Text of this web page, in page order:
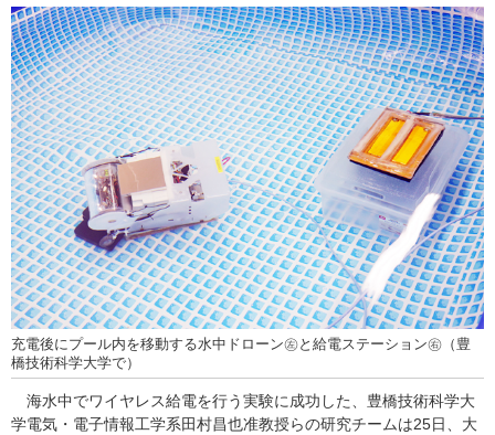
充電後にプール内を移動する水中ドローン㊧と給電ステーション㊨（豊
橋技術科学大学で）
海水中でワイヤレス給電を行う実験に成功した、豊橋技術科学大
学電気・電子情報工学系田村昌也准教授らの研究チームは25日、大